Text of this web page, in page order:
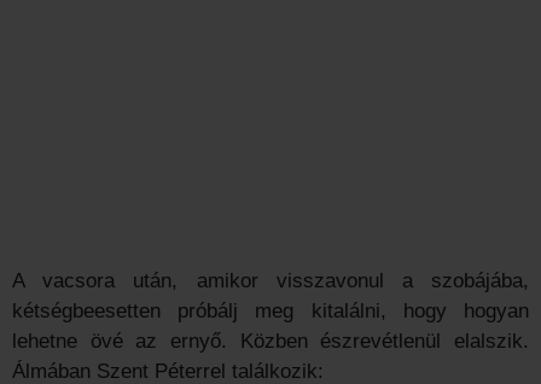
A vacsora után, amikor visszavonul a szobájába,
kétségbeesetten próbálj meg kitalálni, hogy hogyan
lehetne övé az ernyő. Közben észrevétlenül elalszik.
Álmában Szent Péterrel találkozik: